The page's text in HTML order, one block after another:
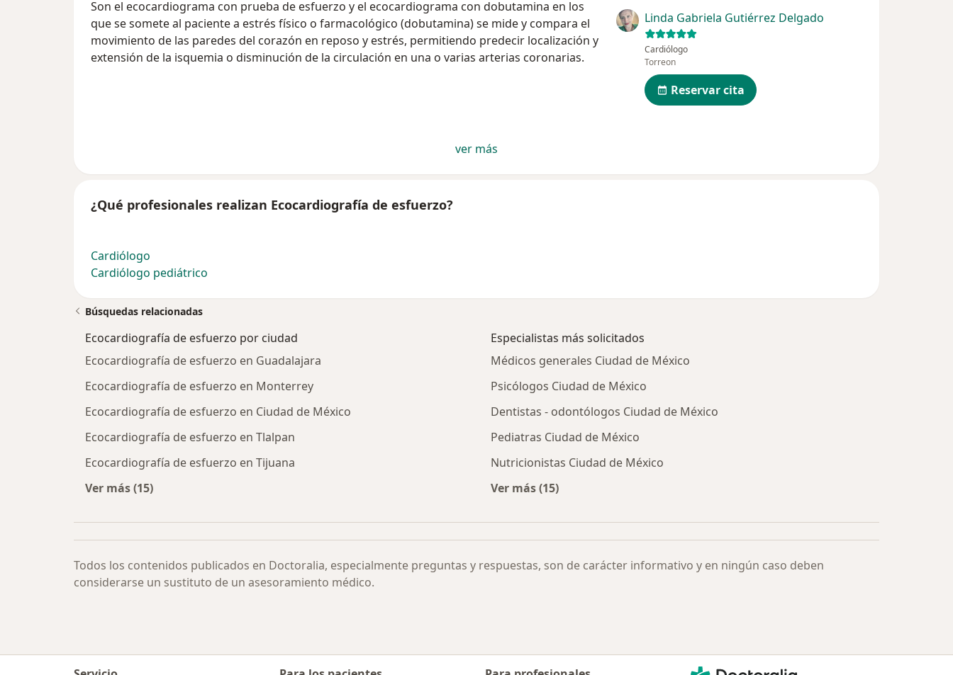
Son el ecocardiograma con prueba de esfuerzo y el ecocardiograma con dobutamina en los
que se somete al paciente a estrés físico o farmacológico (dobutamina) se mide y compara el
movimiento de las paredes del corazón en reposo y estrés, permitiendo predecir localización y
extensión de la isquemia o disminución de la circulación en una o varias arterias coronarias.
Linda Gabriela Gutiérrez Delgado
Cardiólogo
Torreon
Reservar cita
ver más
¿Qué profesionales realizan Ecocardiografía de esfuerzo?
Cardiólogo
Cardiólogo pediátrico
Búsquedas relacionadas
Ecocardiografía de esfuerzo por ciudad
Ecocardiografía de esfuerzo en Guadalajara
Ecocardiografía de esfuerzo en Monterrey
Ecocardiografía de esfuerzo en Ciudad de México
Ecocardiografía de esfuerzo en Tlalpan
Ecocardiografía de esfuerzo en Tijuana
Ver más (15)
Especialistas más solicitados
Médicos generales Ciudad de México
Psicólogos Ciudad de México
Dentistas - odontólogos Ciudad de México
Pediatras Ciudad de México
Nutricionistas Ciudad de México
Ver más (15)
Todos los contenidos publicados en Doctoralia, especialmente preguntas y respuestas, son de carácter informativo y en ningún caso deben
considerarse un sustituto de un asesoramiento médico.
Doctoralia - Página de inicio